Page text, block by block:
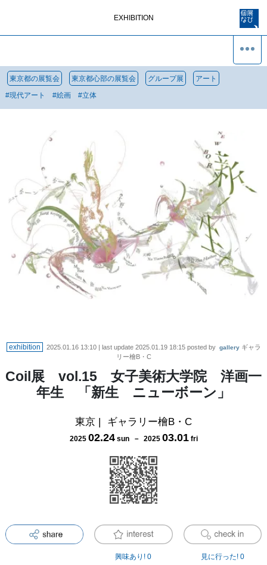
EXHIBITION
東京都の展覧会 東京都心部の展覧会 グループ展 アート
#現代アート #絵画 #立体
exhibition 2025.01.16 13:10| last update 2025.01.19 18:15posted by gallery ギャラ
リー檜B・C
Coil展 vol.15 女子美術大学院 洋画一
年生 「新生 ニューボーン」
東京 | ギャラリー檜B・C
2025 02.24 sun－ 2025 03.01 fri
興味あり! 0 見に行った! 0